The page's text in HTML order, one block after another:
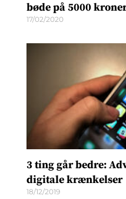
bøde på 5000
17/02/2020
3 ting går bedre:
digitale krænkelser
18/12/2019